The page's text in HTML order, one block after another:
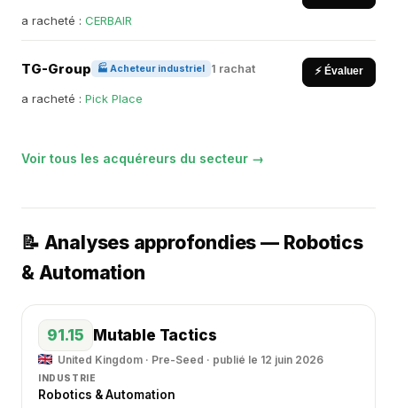
a racheté : CERBAIR
TG-Group 🏭 Acheteur industriel 1 rachat ⚡ Évaluer
a racheté : Pick Place
Voir tous les acquéreurs du secteur →
📝 Analyses approfondies — Robotics
& Automation
91.15 Mutable Tactics
United Kingdom · Pre-Seed · publié le 12 juin 2026
INDUSTRIE
Robotics & Automation